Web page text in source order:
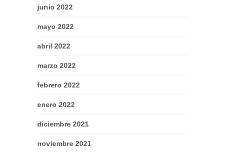
junio 2022
mayo 2022
abril 2022
marzo 2022
febrero 2022
enero 2022
diciembre 2021
noviembre 2021